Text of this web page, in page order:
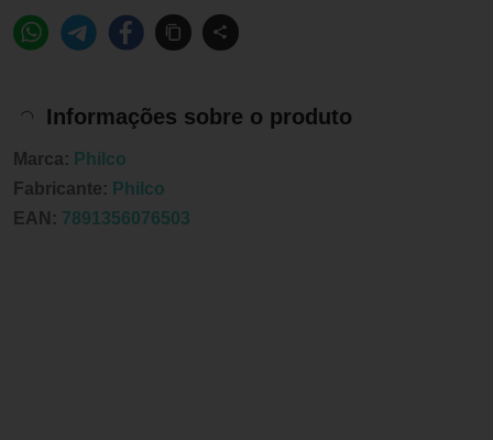
Informações sobre o produto
Marca: Philco
Fabricante: Philco
EAN: 7891356076503